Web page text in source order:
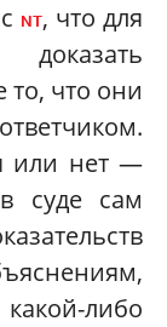
NT, что для
то, что они
или нет —
суде сам
либо